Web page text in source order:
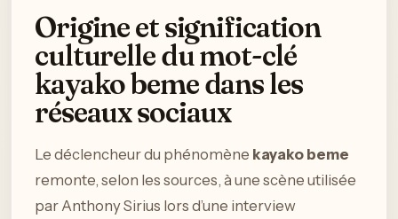
Origine et signification
culturelle du mot-clé
kayako beme dans les
réseaux sociaux
Le déclencheur du phénomène kayako beme
remonte, selon les sources, à une scène utilisée
par Anthony Sirius lors d’une interview